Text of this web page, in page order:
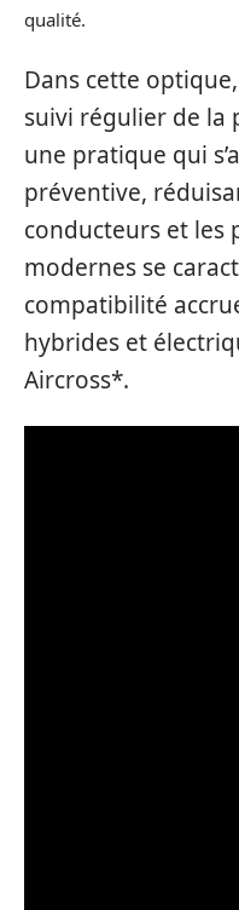
qualité.
Dans cette
suivi régulier de la
une pratique qui
préventive,
conducteurs et les
modernes se
compatibilité
hybrides et
Aircross*.